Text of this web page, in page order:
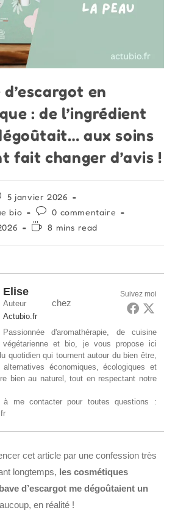
en
: de l’ingrédient
aux soins
fait changer d’avis !
:
5 janvier 2026
bio
Commentaires
de
la
0 commentaire
Temps8 mins read
Suivez moi
Elise
Auteur chez
Actubio.fr
Passionnée d'aromathérapie, de cuisine
végétarienne et bio, je vous propose ici
quotidien qui tournent autour du bien être,
économiques, écologiques et
bien au naturel, tout en respectant notre
à me contacter pour toutes questions :
cet article par une confession très
longtemps, les cosmétiques
d’escargot me dégoûtaient un
en réalité !